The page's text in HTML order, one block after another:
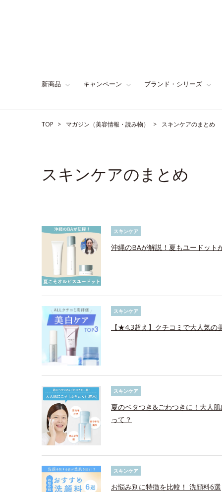
新商品 キャンペーン ブランド・シリーズ
TOP マガジン（美容情報・読み物） スキンケアのまとめ
スキンケアのまとめ
スキンケア
沖縄のBAが解説！夏もユードット
スキンケア
【★4.3超え】クチコミで大人気の
スキンケア
夏のベタつき&ごわつきに！大人
って？
スキンケア
お悩み別に特徴を比較！ 洗顔料6選